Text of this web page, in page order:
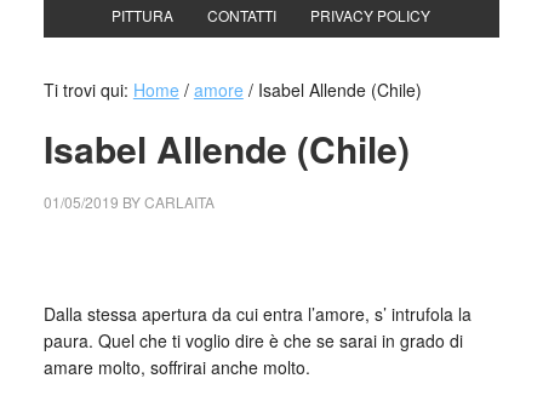
PITTURA CONTATTI PRIVACY POLICY
Ti trovi qui: Home / amore /Isabel Allende (Chile)
Isabel Allende (Chile)
01/05/2019 BYCARLAITA
Dalla stessa apertura da cui entra l’amore, s’ intrufola la
paura. Quel che ti voglio dire è che se sarai in grado di
amare molto, soffrirai anche molto.